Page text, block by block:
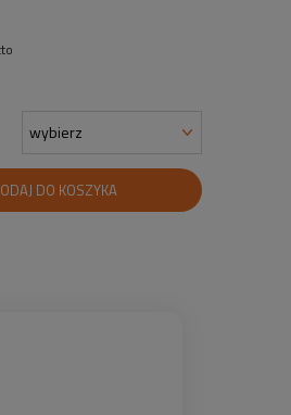
DO KOSZYKA